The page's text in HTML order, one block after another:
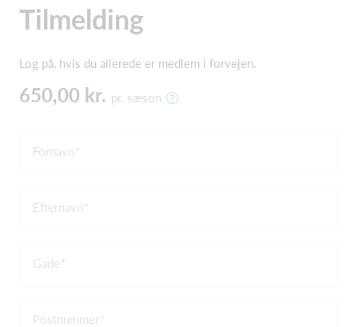
Tilmelding
Log på, hvis du allerede er medlem i forvejen.
650,00 kr. pr. sæson
Fornavn
Efternavn
Gade
Postnummer